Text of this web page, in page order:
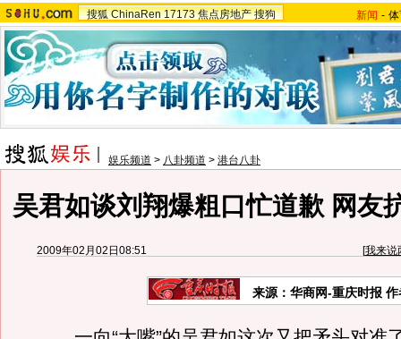
搜狐 ChinaRen 17173 焦点房地产 搜狗 新闻 -
娱乐频道 > 八卦频道 > 港台八卦
吴君如谈刘翔爆粗口忙道歉 网友
2009年02月02日08:51 [我来说
来源：华商网-重庆时报